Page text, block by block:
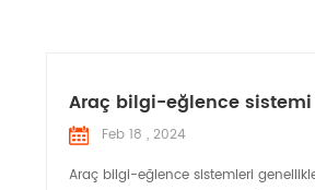
Araç bilgi-eğlence sistemi
Feb 18 , 2024
Araç bilgi-eğlence sistemleri